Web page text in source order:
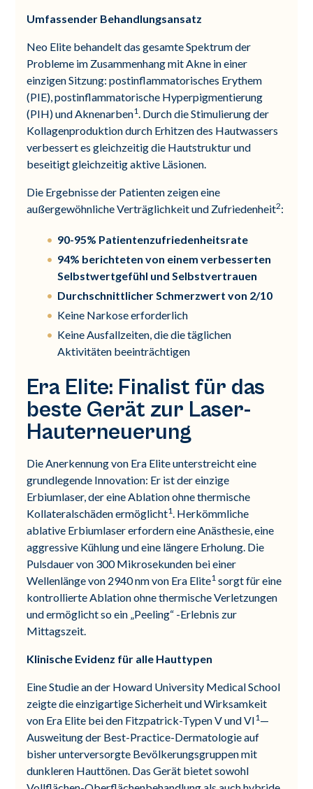
Umfassender Behandlungsansatz
Neo Elite behandelt das gesamte Spektrum der
Probleme im Zusammenhang mit Akne in einer
einzigen Sitzung: postinflammatorisches Erythem
(PIE), postinflammatorische Hyperpigmentierung
(PIH) und Aknenarben1. Durch die Stimulierung der
Kollagenproduktion durch Erhitzen des Hautwassers
verbessert es gleichzeitig die Hautstruktur und
beseitigt gleichzeitig aktive Läsionen.
Die Ergebnisse der Patienten zeigen eine
außergewöhnliche Verträglichkeit und Zufriedenheit2:
90-95% Patientenzufriedenheitsrate
94% berichteten von einem verbesserten
Selbstwertgefühl und Selbstvertrauen
Durchschnittlicher Schmerzwert von 2/10
Keine Narkose erforderlich
Keine Ausfallzeiten, die die täglichen
Aktivitäten beeinträchtigen
Era Elite: Finalist für das
beste Gerät zur Laser-
Hauterneuerung
Die Anerkennung von Era Elite unterstreicht eine
grundlegende Innovation: Er ist der einzige
Erbiumlaser, der eine Ablation ohne thermische
Kollateralschäden ermöglicht1. Herkömmliche
ablative Erbiumlaser erfordern eine Anästhesie, eine
aggressive Kühlung und eine längere Erholung. Die
Pulsdauer von 300 Mikrosekunden bei einer
Wellenlänge von 2940 nm von Era Elite1 sorgt für eine
kontrollierte Ablation ohne thermische Verletzungen
und ermöglicht so ein „Peeling“ -Erlebnis zur
Mittagszeit.
Klinische Evidenz für alle Hauttypen
Eine Studie an der Howard University Medical School
zeigte die einzigartige Sicherheit und Wirksamkeit
von Era Elite bei den Fitzpatrick-Typen V und VI1—
Ausweitung der Best-Practice-Dermatologie auf
bisher unterversorgte Bevölkerungsgruppen mit
dunkleren Hauttönen. Das Gerät bietet sowohl